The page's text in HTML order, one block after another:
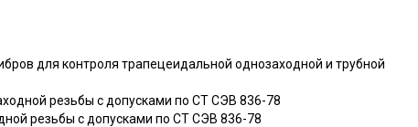
для контроля трапецеидальной однозаходной и трубной
резьбы с допусками по СТ СЭВ 836-78
резьбы с допусками по СТ СЭВ 836-78